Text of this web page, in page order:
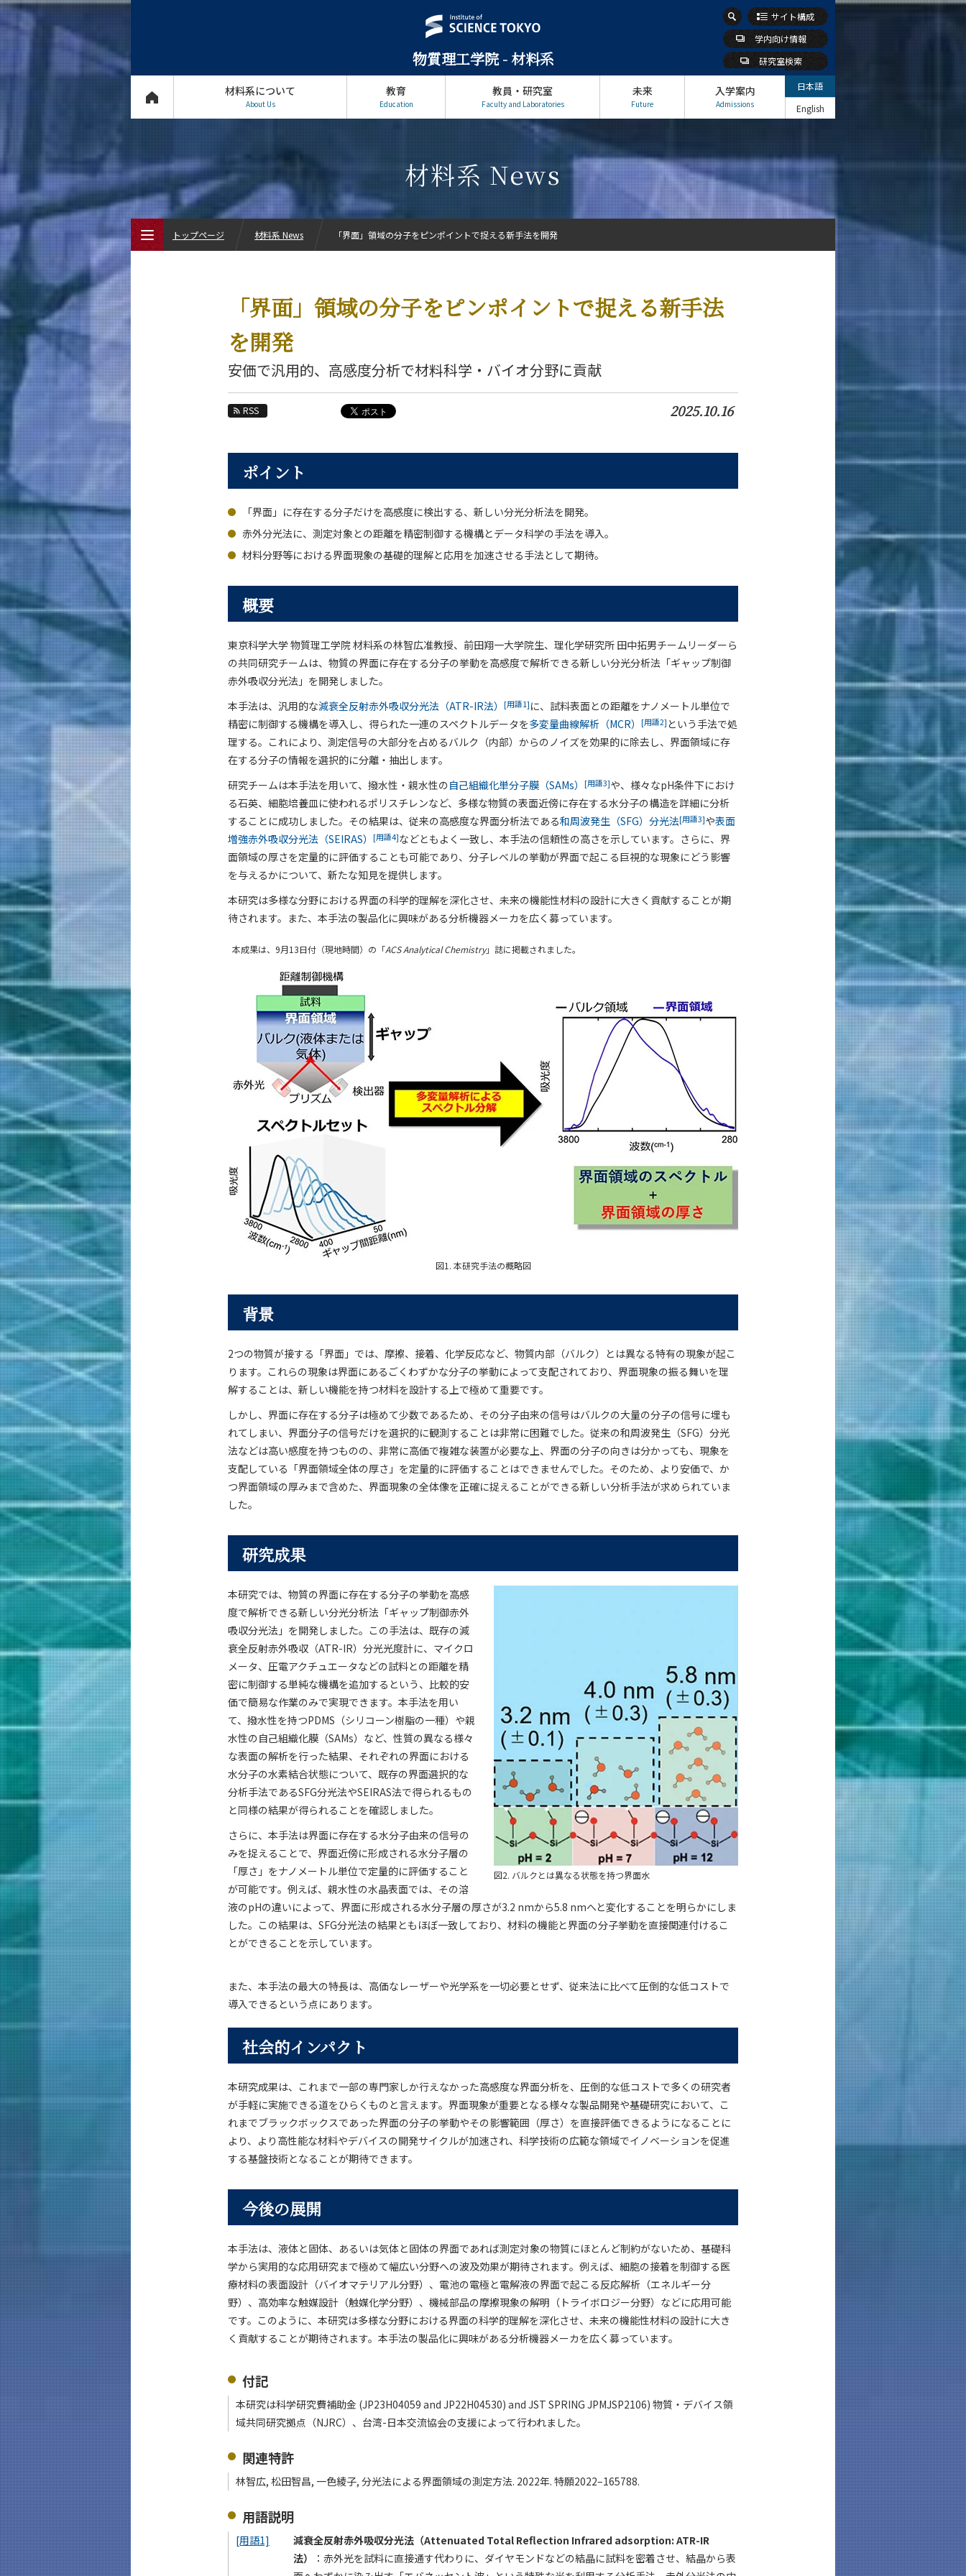
物質理工学院 - 材料系
サイト構成
学内向け情報
研究室検索
材料系について
About Us
教育
Education
教員・研究室
Faculty and Laboratories
未来
Future
入学案内
Admissions
日本語
English
材料系 News
「界面」領域の分子をピンポイントで捉える新手法
を開発
安価で汎用的、高感度分析で材料科学・バイオ分野に貢献
RSS 2025.10.16
ポイント
「界面」に存在する分子だけを高感度に検出する、新しい分光分析法を開発。
赤外分光法に、測定対象との距離を精密制御する機構とデータ科学の手法を導入。
材料分野等における界面現象の基礎的理解と応用を加速させる手法として期待。
概要
東京科学大学 物質理工学院 材料系の林智広准教授、前田翔一大学院生、理化学研究所 田中拓男チームリーダーら
の共同研究チームは、物質の界面に存在する分子の挙動を高感度で解析できる新しい分光分析法「ギャップ制御
赤外吸収分光法」を開発しました。
本手法は、汎用的な減衰全反射赤外吸収分光法（ATR-IR法） [用語1]に、試料表面との距離をナノメートル単位で
精密に制御する機構を導入し、得られた一連のスペクトルデータを多変量曲線解析（MCR） [用語2]という手法で処
理する。これにより、測定信号の大部分を占めるバルク（内部）からのノイズを効果的に除去し、界面領域に存
在する分子の情報を選択的に分離・抽出します。
研究チームは本手法を用いて、撥水性・親水性の自己組織化単分子膜（SAMs） [用語3]や、様々なpH条件下におけ
る石英、細胞培養皿に使われるポリスチレンなど、多様な物質の表面近傍に存在する水分子の構造を詳細に分析
することに成功しました。その結果は、従来の高感度な界面分析法である和周波発生（SFG）分光法[用語3]や表面
増強赤外吸収分光法（SEIRAS）
[用語4]などともよく一致し、本手法の信頼性の高さを示しています。さらに、界
面領域の厚さを定量的に評価することも可能であり、分子レベルの挙動が界面で起こる巨視的な現象にどう影響
を与えるかについて、新たな知見を提供します。
本研究は多様な分野における界面の科学的理解を深化させ、未来の機能性材料の設計に大きく貢献することが期
待されます。また、本手法の製品化に興味がある分析機器メーカを広く募っています。
本成果は、9月13日付（現地時間）の「ACS Analytical Chemistry」誌に掲載されました。
図1. 本研究手法の概略図
背景
2つの物質が接する「界面」では、摩擦、接着、化学反応など、物質内部（バルク）とは異なる特有の現象が起こ
ります。これらの現象は界面にあるごくわずかな分子の挙動によって支配されており、界面現象の振る舞いを理
解することは、新しい機能を持つ材料を設計する上で極めて重要です。
しかし、界面に存在する分子は極めて少数であるため、その分子由来の信号はバルクの大量の分子の信号に埋も
れてしまい、界面分子の信号だけを選択的に観測することは非常に困難でした。従来の和周波発生（SFG）分光
法などは高い感度を持つものの、非常に高価で複雑な装置が必要な上、界面の分子の向きは分かっても、現象を
支配している「界面領域全体の厚さ」を定量的に評価することはできませんでした。そのため、より安価で、か
つ界面領域の厚みまで含めた、界面現象の全体像を正確に捉えることができる新しい分析手法が求められていま
した。
研究成果
図2. バルクとは異なる状態を持つ界面水
本研究では、物質の界面に存在する分子の挙動を高感
度で解析できる新しい分光分析法「ギャップ制御赤外
吸収分光法」を開発しました。この手法は、既存の減
衰全反射赤外吸収（ATR-IR）分光光度計に、マイクロ
メータ、圧電アクチュエータなどの試料との距離を精
密に制御する単純な機構を追加するという、比較的安
価で簡易な作業のみで実現できます。本手法を用い
て、撥水性を持つPDMS（シリコーン樹脂の一種）や親
水性の自己組織化膜（SAMs）など、性質の異なる様々
な表面の解析を行った結果、それぞれの界面における
水分子の水素結合状態について、既存の界面選択的な
分析手法であるSFG分光法やSEIRAS法で得られるもの
と同様の結果が得られることを確認しました。
さらに、本手法は界面に存在する水分子由来の信号の
みを捉えることで、界面近傍に形成される水分子層の
「厚さ」をナノメートル単位で定量的に評価すること
が可能です。例えば、親水性の水晶表面では、その溶
液のpHの違いによって、界面に形成される水分子層の厚さが3.2 nmから5.8 nmへと変化することを明らかにしま
した。この結果は、SFG分光法の結果ともほぼ一致しており、材料の機能と界面の分子挙動を直接関連付けるこ
とができることを示しています。
また、本手法の最大の特長は、高価なレーザーや光学系を一切必要とせず、従来法に比べて圧倒的な低コストで
導入できるという点にあります。
社会的インパクト
本研究成果は、これまで一部の専門家しか行えなかった高感度な界面分析を、圧倒的な低コストで多くの研究者
が手軽に実施できる道をひらくものと言えます。界面現象が重要となる様々な製品開発や基礎研究において、こ
れまでブラックボックスであった界面の分子の挙動やその影響範囲（厚さ）を直接評価できるようになることに
より、より高性能な材料やデバイスの開発サイクルが加速され、科学技術の広範な領域でイノベーションを促進
する基盤技術となることが期待できます。
今後の展開
本手法は、液体と固体、あるいは気体と固体の界面であれば測定対象の物質にほとんど制約がないため、基礎科
学から実用的な応用研究まで極めて幅広い分野への波及効果が期待されます。例えば、細胞の接着を制御する医
療材料の表面設計（バイオマテリアル分野）、電池の電極と電解液の界面で起こる反応解析（エネルギー分
野）、高効率な触媒設計（触媒化学分野）、機械部品の摩擦現象の解明（トライボロジー分野）などに応用可能
です。このように、本研究は多様な分野における界面の科学的理解を深化させ、未来の機能性材料の設計に大き
く貢献することが期待されます。本手法の製品化に興味がある分析機器メーカを広く募っています。
付記
本研究は科学研究費補助金 (JP23H04059 and JP22H04530) and JST SPRING JPMJSP2106) 物質・デバイス領
域共同研究拠点（NJRC）、台湾-日本交流協会の支援によって行われました。
関連特許
林智広, 松田智昌, 一色綾子, 分光法による界面領域の測定方法. 2022年. 特願2022–165788.
用語説明
[用語1]
減衰全反射赤外吸収分光法（Attenuated Total Reflection Infrared adsorption: ATR-IR
法）
：赤外光を試料に直接通す代わりに、ダイヤモンドなどの結晶に試料を密着させ、結晶から表
トップページ 材料系 News 「界面」領域の分子をピンポイントで捉える新手法を開発